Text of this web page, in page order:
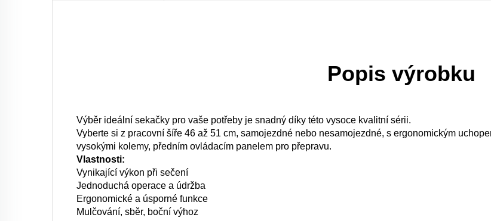
Popis výrobku
Výběr ideální sekačky pro vaše potřeby je snadný díky této vysoce kvalitní sérii.
Vyberte si z pracovní šíře 46 až 51 cm, samojezdné nebo nesamojezdné, s ergonomickým
vysokými kolemy, předním ovládacím panelem pro přepravu.
Vlastnosti:
Vynikající výkon při sečení
Jednoduchá operace a údržba
Ergonomické a úsporné funkce
Mulčování, sběr, boční výhoz